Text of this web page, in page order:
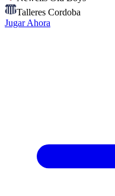
Talleres Cordoba
Jugar Ahora